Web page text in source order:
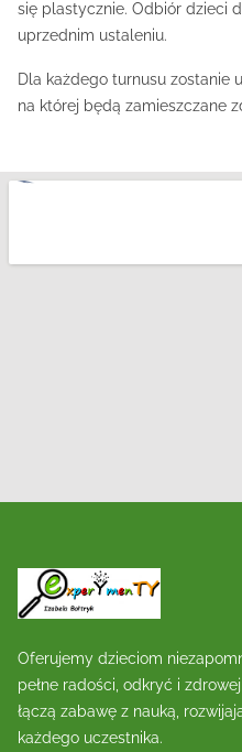
się plastycznie. Odbiór dzieci
uprzednim ustaleniu.
Dla każdego turnusu zostanie
na której będą zamieszczane
Oferujemy dzieciom
pełne radości, odkryć i
łączą zabawę z nauką,
każdego uczestnika.